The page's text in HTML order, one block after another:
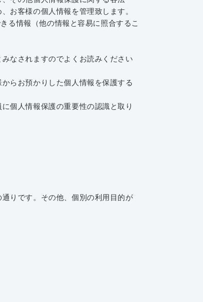
お客様の個人情報を管理致します。
る情報（他の情報と容易に照合するこ
なされますのでよくお読みください
らお預かりした個人情報を保護する
個人情報保護の重要性の認識と取り
りです。その他、個別の利用目的が